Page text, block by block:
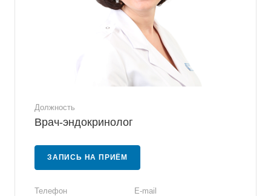
Должность
Врач-эндокринолог
ЗАПИСЬ НА ПРИЁМ
Телефон E-mail